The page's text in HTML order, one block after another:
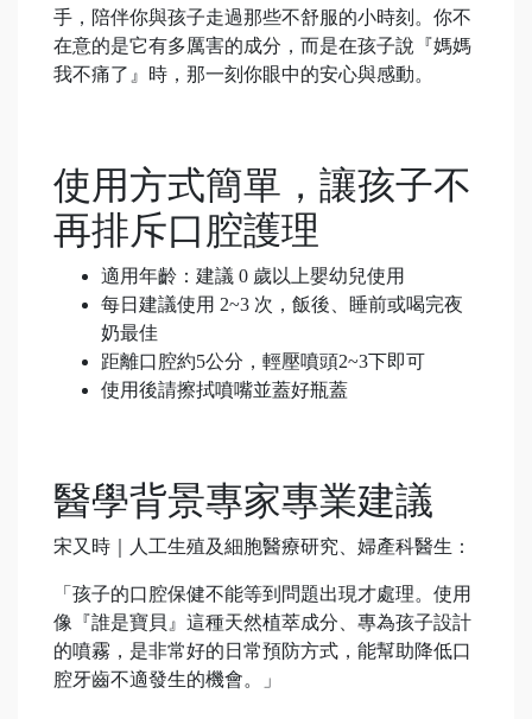
手，陪伴你與孩子走過那些不舒服的小時刻。你不
在意的是它有多厲害的成分，而是在孩子說『媽媽
我不痛了』時，那一刻你眼中的安心與感動。
使用方式簡單，讓孩子不
再排斥口腔護理
適用年齡：建議 0 歲以上嬰幼兒使用
每日建議使用 2~3 次，飯後、睡前或喝完夜
奶最佳
距離口腔約5公分，輕壓噴頭2~3下即可
使用後請擦拭噴嘴並蓋好瓶蓋
醫學背景專家專業建議
宋又時｜人工生殖及細胞醫療研究、婦產科醫生：
「孩子的口腔保健不能等到問題出現才處理。使用
像『誰是寶貝』這種天然植萃成分、專為孩子設計
的噴霧，是非常好的日常預防方式，能幫助降低口
腔牙齒不適發生的機會。」